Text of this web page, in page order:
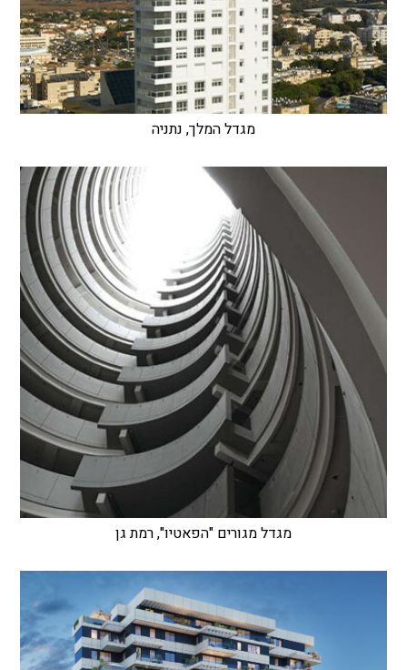
מגדל המלך, נתניה
מגדל מגורים "הפאטיו", רמת גן